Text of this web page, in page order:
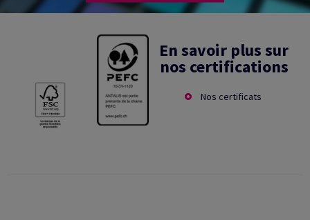
En savoir plus sur
nos certifications
Nos certificats